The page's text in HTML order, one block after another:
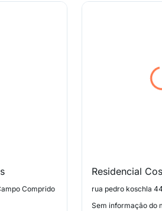
Comprido
Residencial
rua pedro koschla
Sem informação do